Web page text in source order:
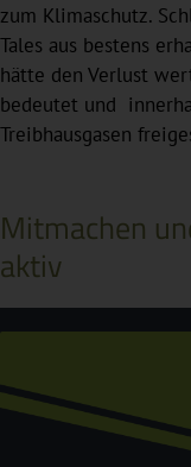
zum Klimaschutz.
Tales aus bestens
hätte den Verlust
bedeutet und
Treibhausgasen
Mitmachen
aktiv